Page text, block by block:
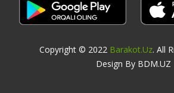
Copyright © 2022 Barakot.uz. All
Design By BDM.UZ